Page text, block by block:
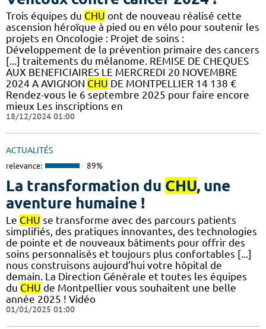
​​​Trois équipes du CHU ont de nouveau réalisé cette
ascension héroïque à pied ou en vélo pour soutenir les
projets en Oncologie : Projet de soins :
Développement de la prévention primaire des cancers
[...] traitements du mélanome. REMISE DE CHEQUES
AUX BENEFICIAIRES LE MERCREDI 20 NOVEMBRE
2024 A AVIGNON CHU DE MONTPELLIER 14 138 €
Rendez-vous le 6 septembre 2025 pour faire encore
mieux Les inscriptions en
18/12/2024 01:00
ACTUALITÉS
relevance: 89%
La transformation du CHU, une
aventure humaine !
Le CHU se transforme avec des parcours patients
simplifiés, des pratiques innovantes, des technologies
de pointe et de nouveaux bâtiments pour offrir des
soins personnalisés et toujours plus confortables [...]
nous construisons aujourd’hui votre hôpital de
demain. La Direction Générale et toutes les équipes
du CHU de Montpellier vous souhaitent une belle
année 2025 ! Vidéo
01/01/2025 01:00